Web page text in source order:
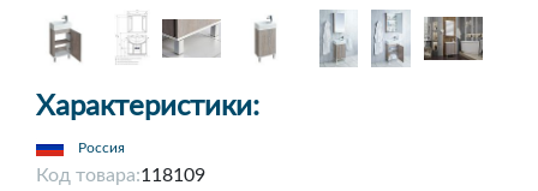
Характеристики:
Россия
Код товара:118109